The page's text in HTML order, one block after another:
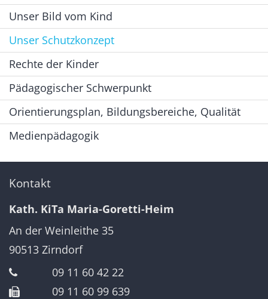
Unser Bild vom Kind
Unser Schutzkonzept
Rechte der Kinder
Pädagogischer Schwerpunkt
Orientierungsplan, Bildungsbereiche, Qualität
Medienpädagogik
Kontakt
Kath. KiTa Maria-Goretti-Heim
An der Weinleithe 35
90513 Zirndorf
09 11 60 42 22
09 11 60 99 639